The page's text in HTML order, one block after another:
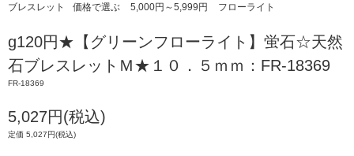
ブレスレット 価格で選ぶ 5,000円～5,999円 フローライト
g120円★【グリーンフローライト】蛍石☆天然
石ブレスレットＭ★１０．５ｍｍ：FR-18369
FR-18369
5,027円(税込)
定価 5,027円(税込)